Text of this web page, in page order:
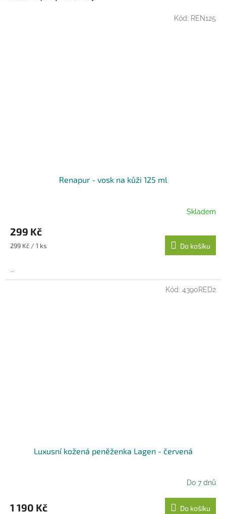
Renapur - vosk na kůži 125 ml
Skladem
299 Kč
Měrná
299 Kč / 1 ks Do košíku
...
Kód: REN125
Luxusní kožená peněženka Lagen - červená
Do 7 dnů
1 190 Kč Do košíku
Kód: 4390RED2